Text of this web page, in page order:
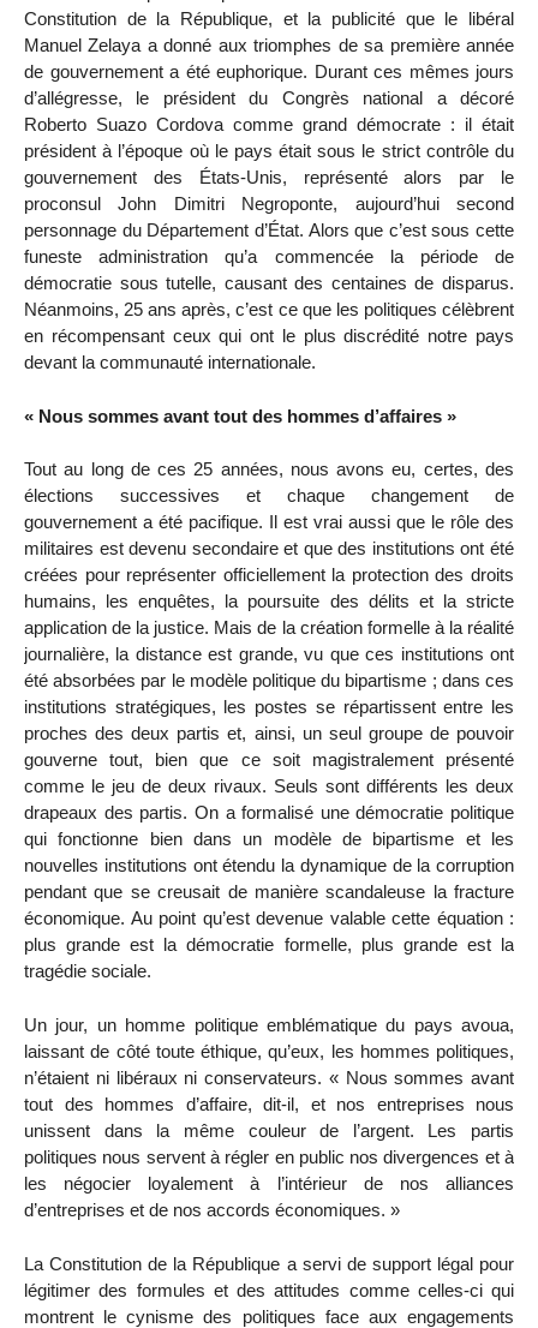
Constitution de la République, et la publicité que le libéral
Manuel Zelaya a donné aux triomphes de sa première année
de gouvernement a été euphorique. Durant ces mêmes jours
d’allégresse, le président du Congrès national a décoré
Roberto Suazo Cordova comme grand démocrate : il était
président à l’époque où le pays était sous le strict contrôle du
gouvernement des États-Unis, représenté alors par le
proconsul John Dimitri Negroponte, aujourd’hui second
personnage du Département d’État. Alors que c’est sous cette
funeste administration qu’a commencée la période de
démocratie sous tutelle, causant des centaines de disparus.
Néanmoins, 25 ans après, c’est ce que les politiques célèbrent
en récompensant ceux qui ont le plus discrédité notre pays
devant la communauté internationale.
« Nous sommes avant tout des hommes d’affaires »
Tout au long de ces 25 années, nous avons eu, certes, des
élections successives et chaque changement de
gouvernement a été pacifique. Il est vrai aussi que le rôle des
militaires est devenu secondaire et que des institutions ont été
créées pour représenter officiellement la protection des droits
humains, les enquêtes, la poursuite des délits et la stricte
application de la justice. Mais de la création formelle à la réalité
journalière, la distance est grande, vu que ces institutions ont
été absorbées par le modèle politique du bipartisme ; dans ces
institutions stratégiques, les postes se répartissent entre les
proches des deux partis et, ainsi, un seul groupe de pouvoir
gouverne tout, bien que ce soit magistralement présenté
comme le jeu de deux rivaux. Seuls sont différents les deux
drapeaux des partis. On a formalisé une démocratie politique
qui fonctionne bien dans un modèle de bipartisme et les
nouvelles institutions ont étendu la dynamique de la corruption
pendant que se creusait de manière scandaleuse la fracture
économique. Au point qu’est devenue valable cette équation :
plus grande est la démocratie formelle, plus grande est la
tragédie sociale.
Un jour, un homme politique emblématique du pays avoua,
laissant de côté toute éthique, qu’eux, les hommes politiques,
n’étaient ni libéraux ni conservateurs. « Nous sommes avant
tout des hommes d’affaire, dit-il, et nos entreprises nous
unissent dans la même couleur de l’argent. Les partis
politiques nous servent à régler en public nos divergences et à
les négocier loyalement à l’intérieur de nos alliances
d’entreprises et de nos accords économiques. »
La Constitution de la République a servi de support légal pour
légitimer des formules et des attitudes comme celles-ci qui
montrent le cynisme des politiques face aux engagements